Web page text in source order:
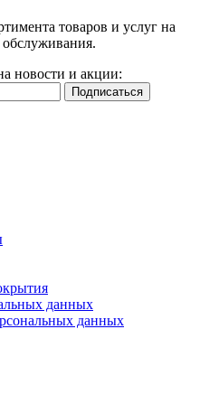
товаров и услуг на
обслуживания.
новости и акции:
данных
данных